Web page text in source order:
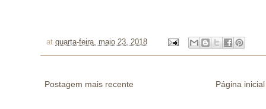
at quarta-feira, maio 23, 2018
Postagem mais recente Página inicial